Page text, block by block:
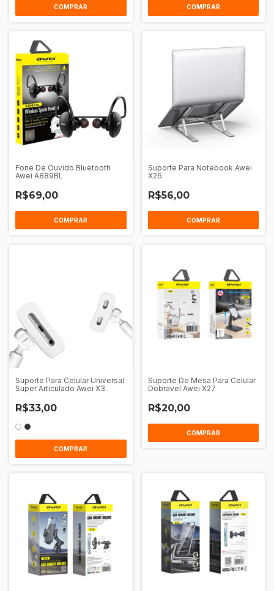
COMPRAR COMPRAR
Fone De Ouvido Bluetooth
Awei A889BL
R$69,00
COMPRAR
Suporte Para Notebook Awei
X26
R$56,00
COMPRAR
Suporte Para Celular Universal
Super Articulado Awei X3
R$33,00
COMPRAR
Suporte De Mesa Para Celular
Dobravel Awei X27
R$20,00
COMPRAR